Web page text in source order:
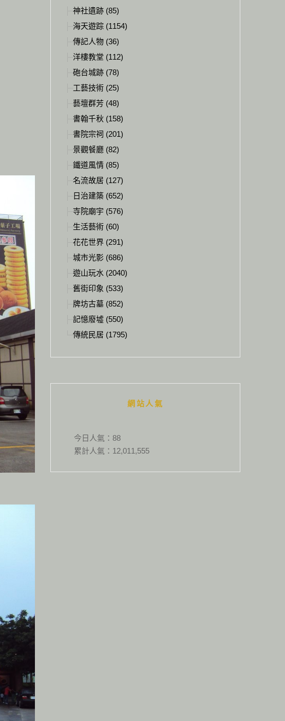
神社遺跡 (85)
海天遊踪 (1154)
傳記人物 (36)
洋樓教堂 (112)
砲台城跡 (78)
工藝技術 (25)
藝壇群芳 (48)
書翰千秋 (158)
書院宗祠 (201)
景觀餐廳 (82)
鐵道風情 (85)
名流故居 (127)
日治建築 (652)
寺院廟宇 (576)
生活藝術 (60)
花花世界 (291)
城市光影 (686)
遊山玩水 (2040)
舊街印象 (533)
牌坊古墓 (852)
記憶廢墟 (550)
傳統民居 (1795)
網站人氣
今日人氣： 88
累計人氣： 12,011,555